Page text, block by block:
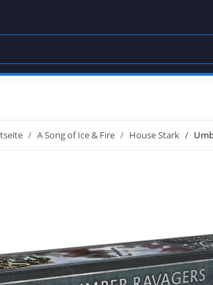
A Song of Ice & Fire House Stark